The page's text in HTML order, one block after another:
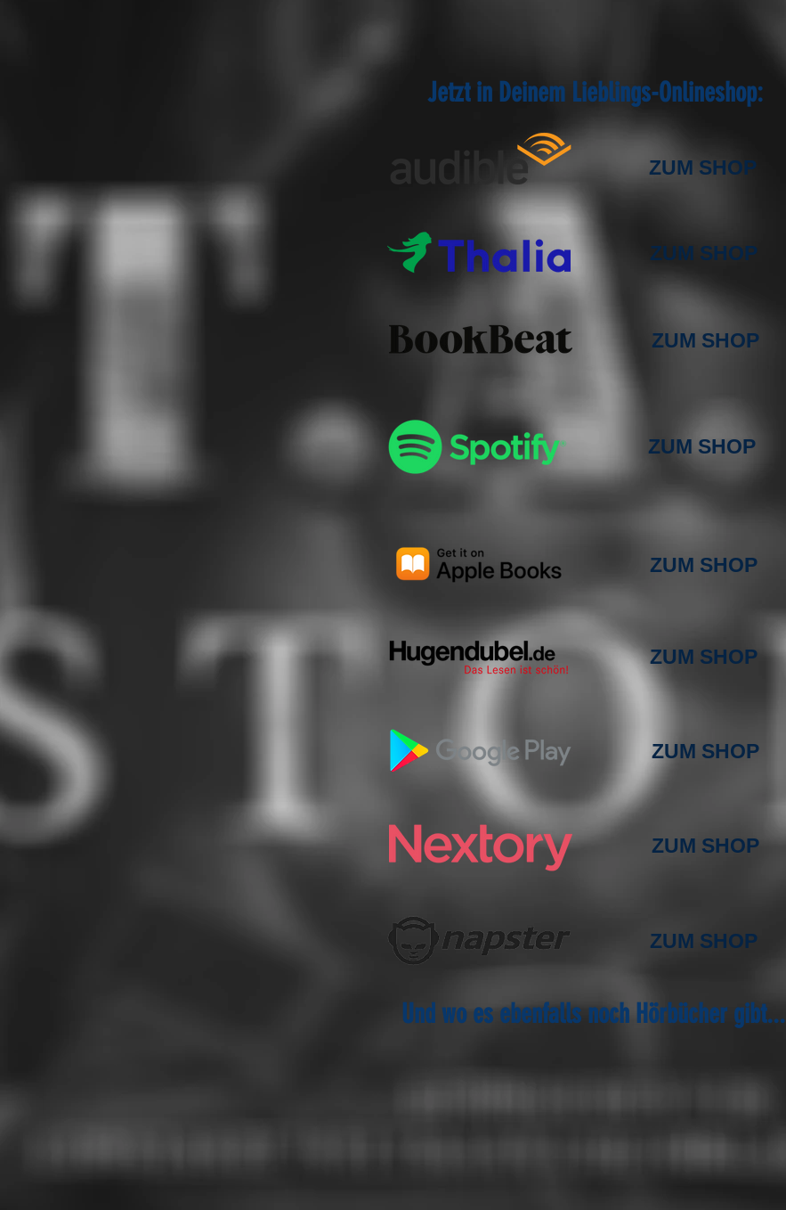
Jetzt in Deinem Lieblings-Onlineshop:
ZUM SHOP
ZUM SHOP
ZUM SHOP
ZUM SHOP
ZUM SHOP
ZUM SHOP
ZUM SHOP
ZUM SHOP
ZUM SHOP
Und wo es ebenfalls noch Hörbücher gibt...